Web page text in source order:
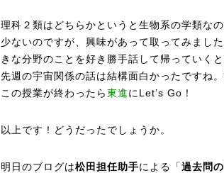
理科２類はどちらかというと生物系の学類な
少ないのですが、興味があって取ってみまし
きな分野のことを好き勝手話して帰っていく
先週の宇宙関係の話は結構面白かったですね
この授業が終わったら東進にLet’s Go！
以上です！どうだったでしょうか。
明日のブログは松田担任助手による「過去問